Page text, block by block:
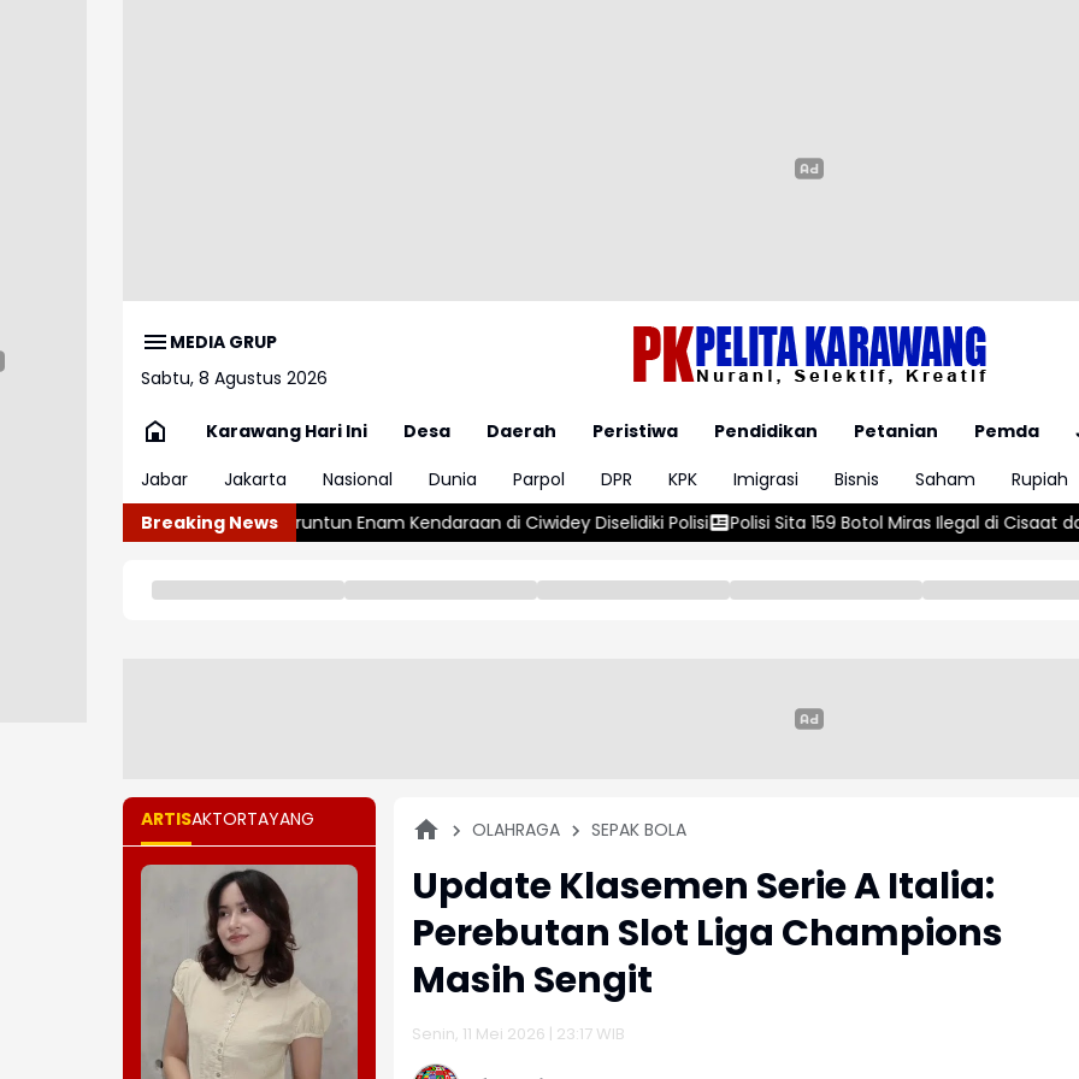
MEDIA GRUP
Sabtu, 8 Agustus 2026
Karawang Hari Ini Desa Daerah Peristiwa Pendidikan Petanian Pemda
Jabar
Jakarta Nasional Dunia Parpol DPR KPK Imigrasi Bisnis Saham Rupiah
Breaking News
Beruntun Enam Kendaraan di Ciwidey Diselidiki Polisi Polisi Sita 159 Botol Miras Ilegal di Cisaat dan Citamiang Marbut
ARTISAKTORTAYANG OLAHRAGA SEPAK BOLA
Update Klasemen Serie A Italia:
Perebutan Slot Liga Champions
Masih Sengit
Senin, 11 Mei 2026 | 23:17 WIB